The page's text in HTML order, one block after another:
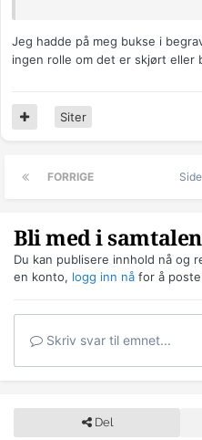
Jeg hadde på meg bukse i
ingen rolle om det er skjørt eller
Siter
FORRIGE
Bli med i samtalen
Du kan publisere innhold nå og
en konto, logg inn nå for å
Skriv svar til emnet...
Del